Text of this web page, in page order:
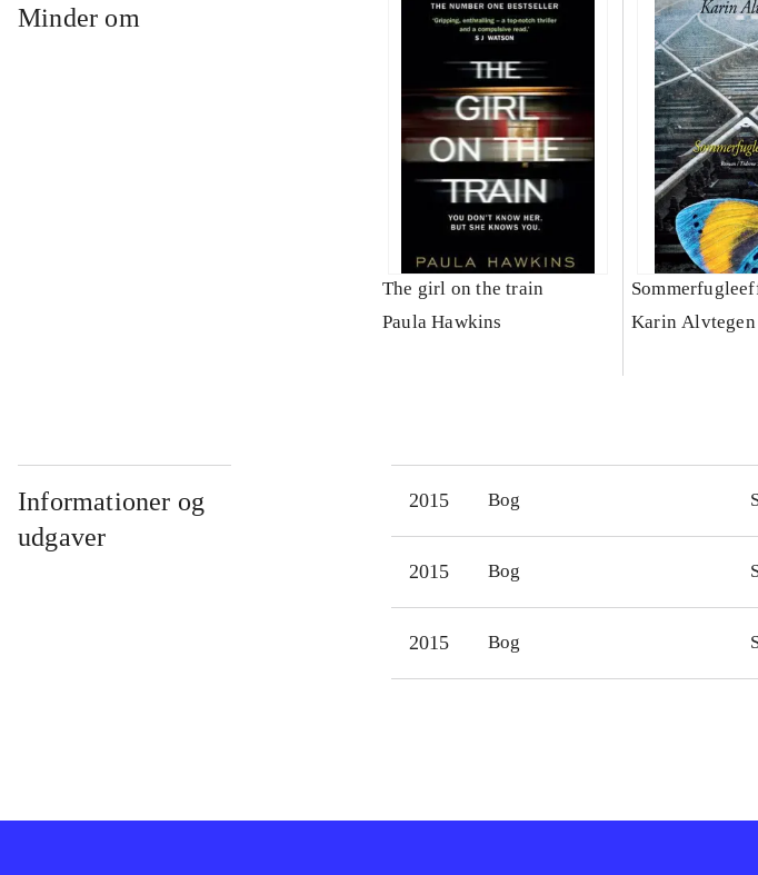
Minder om
The girl on the train
Paula Hawkins
Karin Alvtegen
Informationer og
udgaver
2015 Bog
2015 Bog
2015 Bog